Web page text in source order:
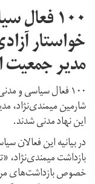
۱۰۰
خواستار
مدیر جمعیت
۱۰۰ فعال سیاسی و
شارمین میمندی‌نژاد،
این نهاد مدنی شدند.
در بیانیه این فعالان
بازداشت میمندی‌نژاد،
خصوص بازداشت‌های